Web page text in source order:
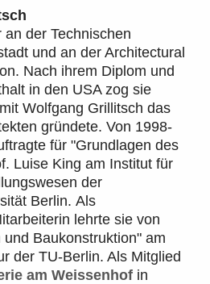
der Technischen
und an der Architectural
Nach ihrem Diplom und
in den USA zog sie
Wolfgang Grillitsch das
gründete. Von 1998-
für "Grundlagen des
Luise King am Institut für
der
Berlin. Als
lehrte sie von
Baukonstruktion" am
der TU-Berlin. Als Mitglied
am Weissenhof in